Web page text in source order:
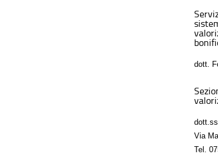
dott.
Via
Tel.